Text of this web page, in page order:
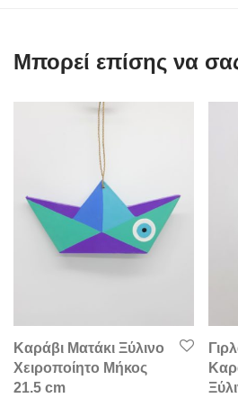
Μπορεί επίσης να
Καράβι Ματάκι Ξύλινο
Χειροποίητο Μήκος
21.5 cm